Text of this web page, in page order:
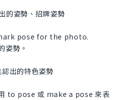
姿勢、招牌姿勢
pose for the photo.
姿勢。
出的特色姿勢
用 to pose 或 make a pose 來表